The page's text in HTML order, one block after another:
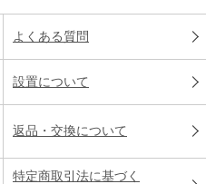
よくある質問
設置について
返品・交換について
特定商取引法に基づく